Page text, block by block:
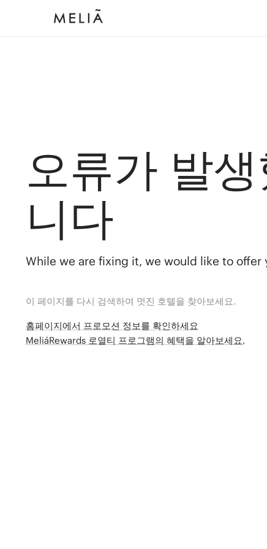
오류가 발
니다
While we are fixing it, we would like to offer
이 페이지를 다시 검색하여 멋진 호텔을 찾아보세요.
홈페이지에서 프로모션 정보를 확인하세요
MeliáRewards 로열티 프로그램의 혜택을 알아보세요.